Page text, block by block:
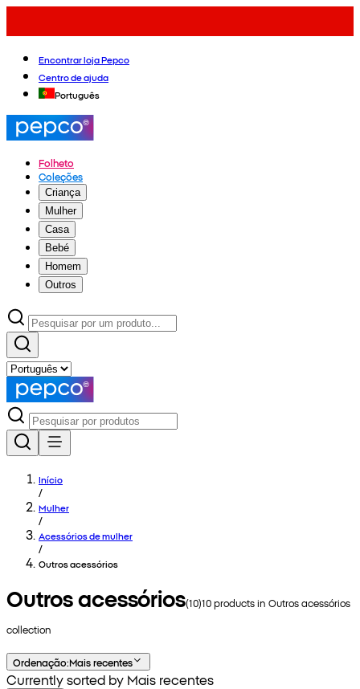
Encontrar loja Pepco
Centro de ajuda
Português
Folheto
Coleções
Criança
Mulher
Casa
Bebé
Homem
Outros
Início
/
Mulher
/
Acessórios de mulher
/
Outros acessórios
Outros acessórios(10)10products in Outros acessórios
collection
Ordenação:Mais recentes
Currently sorted by Mais recentes